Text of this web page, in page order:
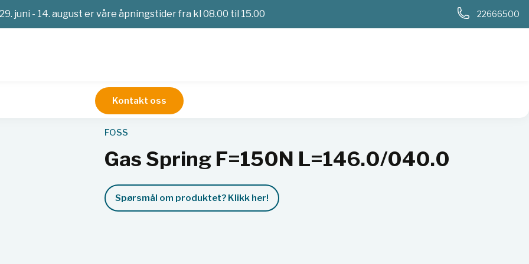
29. juni - 14. august er våre åpningstider fra kl 08.00 til 15.00 22666500
Kontakt oss
Gas Spring F=150N L=146.0/040.0
FOSS
Gas Spring F=150N L=146.0/040.0
Spørsmål om produktet? Klikk her!